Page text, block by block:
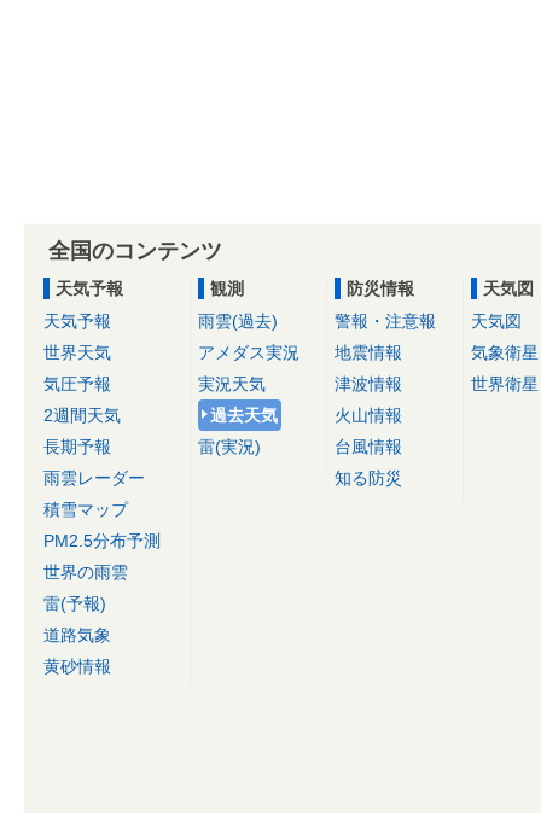
全国のコンテンツ
天気予報
天気予報
世界天気
気圧予報
2週間天気
長期予報
雨雲レーダー
積雪マップ
PM2.5分布予測
世界の雨雲
雷(予報)
道路気象
黄砂情報
観測
雨雲(過去)
アメダス実況
実況天気
過去天気
雷(実況)
防災情報
警報・注意報
地震情報
津波情報
火山情報
台風情報
知る防災
天気図
天気図
気象衛星
世界衛星